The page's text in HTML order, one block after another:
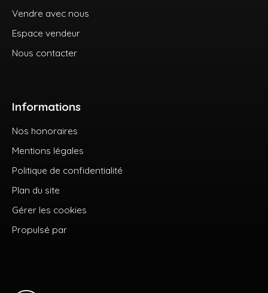
Vendre avec nous
Espace vendeur
Nous contacter
Informations
Nos honoraires
Mentions légales
Politique de confidentialité
Plan du site
Gérer les cookies
Propulsé par